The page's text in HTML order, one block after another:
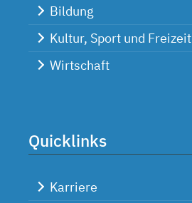
Bildung
Kultur, Sport und Freizeit
Wirtschaft
Quicklinks
Karriere